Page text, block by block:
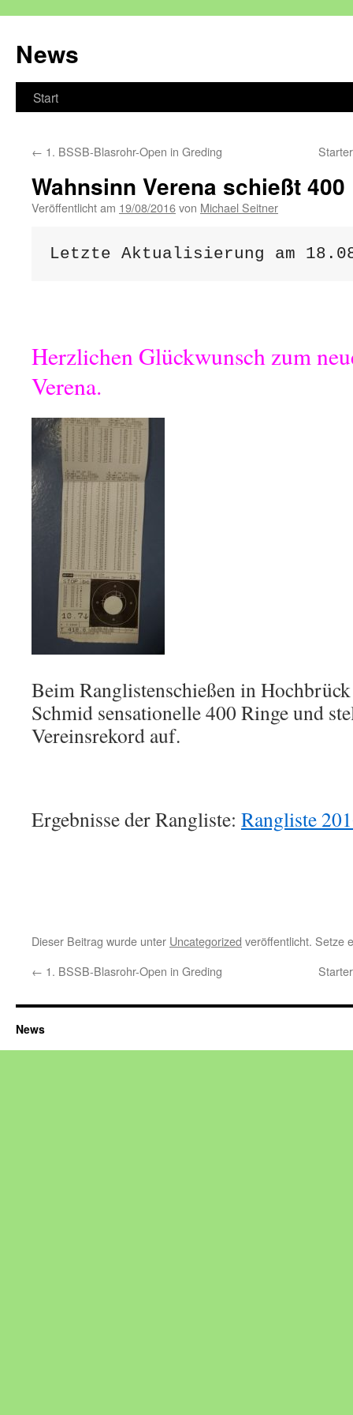
springen
News
Start
← 1. BSSB-Blasrohr-Open in Greding
Wahnsinn Verena schießt
Veröffentlicht am 19/08/2016von Michael Seitner
Letzte Aktualisierung am
Herzlichen Glückwunsch zum
Verena.
Beim Ranglistenschießen in
Schmid sensationelle 400 Ringe und
Vereinsrekord auf.
Ergebnisse der Rangliste: Rangliste
Dieser Beitrag wurde unter Uncategorized veröffentlicht. Setze
← 1. BSSB-Blasrohr-Open in Greding
News